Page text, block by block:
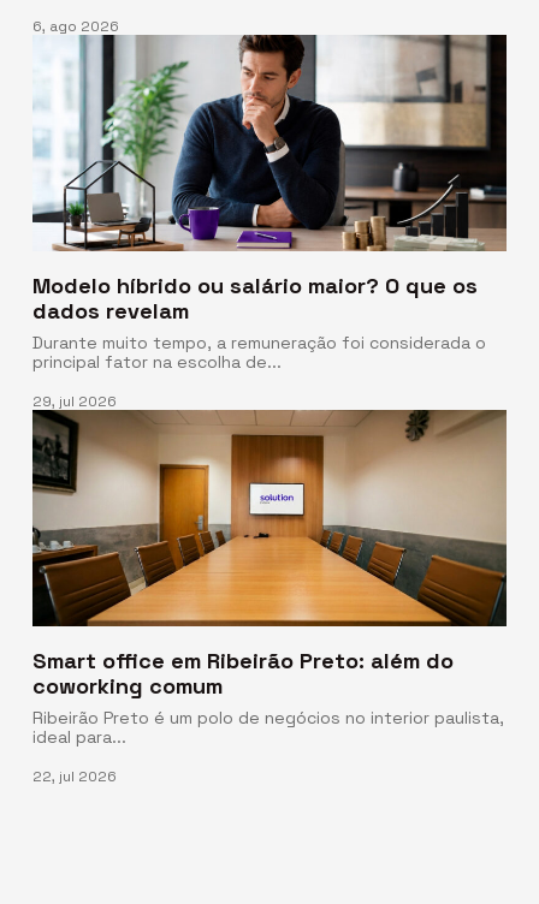
6, ago 2026
Modelo híbrido ou salário maior? O que os
dados revelam
Durante muito tempo, a remuneração foi considerada o
principal fator na escolha de...
29, jul 2026
Smart office em Ribeirão Preto: além do
coworking comum
Ribeirão Preto é um polo de negócios no interior paulista,
ideal para...
22, jul 2026